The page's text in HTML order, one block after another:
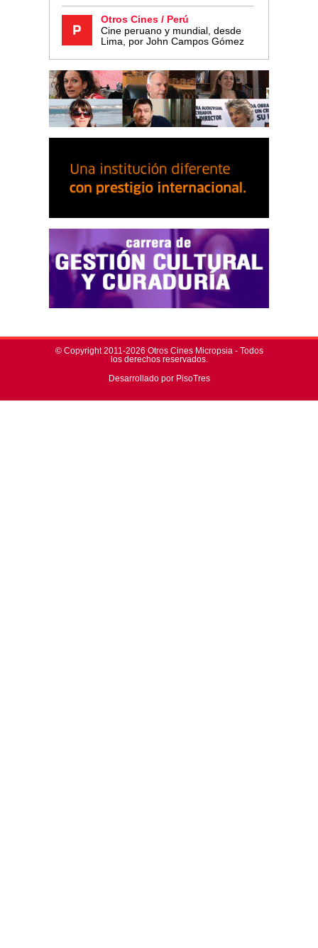
Otros Cines / Perú
Cine peruano y mundial, desde
Lima, por John Campos Gómez
© Copyright 2011-2026 Otros Cines Micropsia - Todos
los derechos reservados.
Desarrollado por PisoTres